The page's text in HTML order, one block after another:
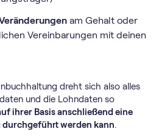
am Gehalt oder
Vereinbarungen mit deinen
dreht sich also alles
und die Lohndaten so
ihrer Basis anschließend eine
werden kann.